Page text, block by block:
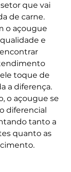
que vai
de carne.
o açougue
e
toque de
a diferença.
o açougue se
diferencial
tanto a
quanto as